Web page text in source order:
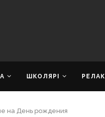
ШКОЛЯРІ
на День рождения